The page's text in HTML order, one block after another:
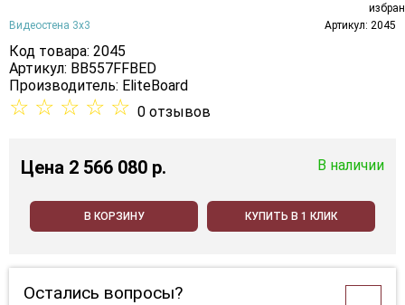
Видеостена 3х3 Артикул: 2045
Код товара: 2045
Артикул: BB557FFBED
Производитель: EliteBoard
☆ ☆ ☆ ☆ ☆ 0 отзывов
Цена 2 566 080 p. В наличии
В КОРЗИНУ КУПИТЬ В 1 КЛИК
Остались вопросы?